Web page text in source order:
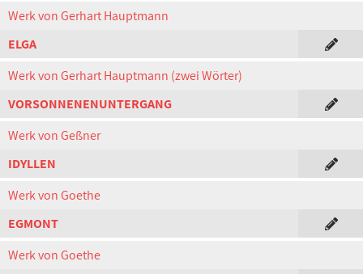
Werk von Gerhart Hauptmann
ELGA
Werk von Gerhart Hauptmann (zwei Wörter)
VORSONNENENUNTERGANG
Werk von Geßner
IDYLLEN
Werk von Goethe
EGMONT
Werk von Goethe